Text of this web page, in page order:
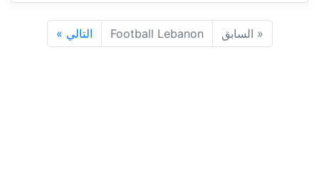
« السابق Football Lebanon التالي »